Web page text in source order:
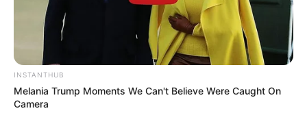
sudah 500 keatas….berarti kapalnya
brpa banyak? haah??? kalian baru
sampai ngomongin jenis kubah di kapal
patroli ecek….menggelikan
USS Freedom
INSTANTHUB
Melania Trump Moments We Can't Believe Were Caught On
Camera